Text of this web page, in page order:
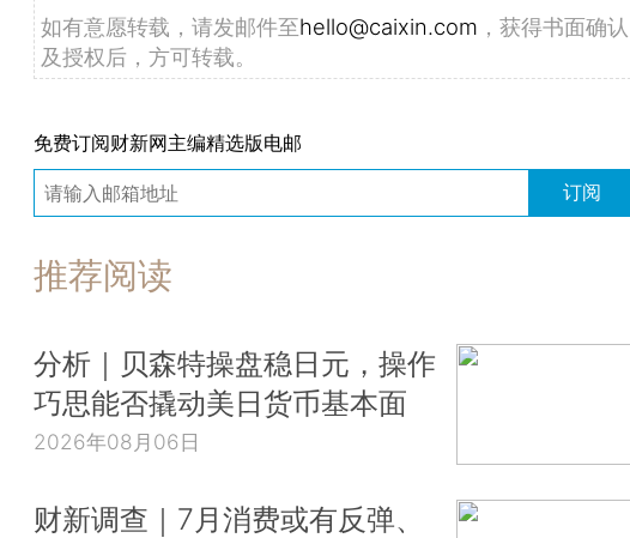
如有意愿转载，请发邮件至hello@caixin.com ，获得书面确认
及授权后，方可转载。
免费订阅财新网主编精选版电邮
订阅
推荐阅读
分析｜贝森特操盘稳日元，操作
巧思能否撬动美日货币基本面
2026年08月06日
财新调查｜7月消费或有反弹、